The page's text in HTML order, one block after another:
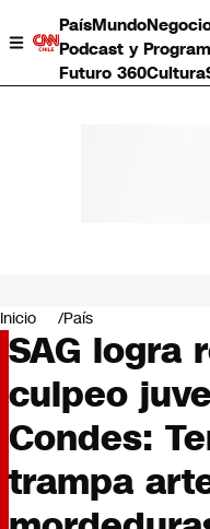
PaísMundo
Podcast y
Futuro 360Cultura
Negocios
Deportes
Programas completos
Cultura
Servicios
Bits
CNN tiempo
Futuro 360
Inicio País
SAG logra
culpeo
Condes:
trampa